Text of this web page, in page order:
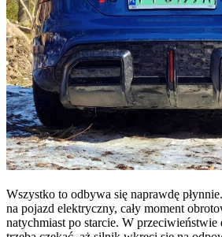
Wszystko to odbywa się naprawdę
na pojazd elektryczny, cały moment
natychmiast po starcie. W